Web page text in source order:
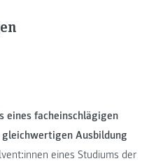
eines facheinschlägigen
Ausbildung
eines Studiums der